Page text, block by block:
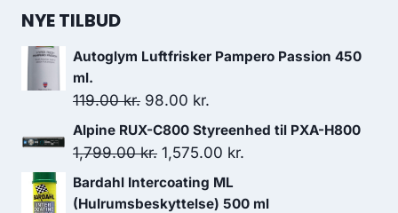
NYE TILBUD
Autoglym Luftfrisker Pampero Passion 450
ml.
119.00kr. Den
oprindelige
pris
119.00 kr..
98.00 kr.
aktuelle
pris
98.00 kr..
Alpine RUX-C800 Styreenhed til PXA-H800
1,799.00kr. Den
oprindelige
pris
1,575.00 kr.
pris
Bardahl Intercoating ML
(Hulrumsbeskyttelse) 500 ml